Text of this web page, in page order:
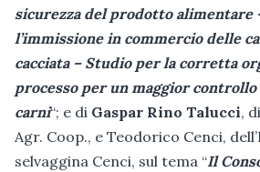
sicurezza del prodotto
l’immissione in commercio delle
cacciata – Studio per la corretta
processo per un maggior
carni“; e di Gaspar Rino Talucci,
Agr. Coop., e Teodorico Cenci,
selvaggina Cenci, sul tema “Il